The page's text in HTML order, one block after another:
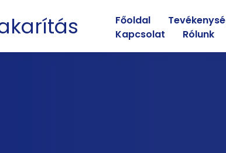
Főoldal
Kapcsolat
Rólunk